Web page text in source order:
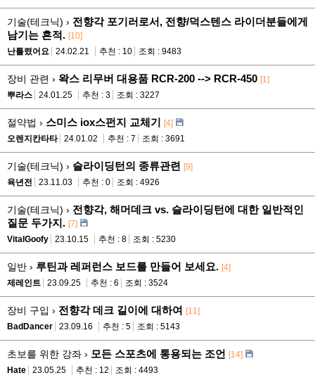
기술(테크닉) › 전향각 포기러로서, 전향/덕스텐스 라이더분들에게
남기는 흔적. [10]
난틀렸어요
24.02.21 추천 : 10 조회 : 9483
장비 관련 › 왁스 리무버 대용품 RCR-200 --> RCR-450 [1]
뿌라스
24.01.25 추천 : 3 조회 : 3227
절약법 › 스미스 iox스펀지 교체기 [4]
오렌지칸타타
24.01.02 추천 : 7 조회 : 3691
기술(테크닉) › 슬라이딩턴의 종류관련 [9]
육년전
23.11.03 추천 : 0 조회 : 4926
기술(테크닉) › 전향각, 해머데크 vs. 슬라이딩턴에 대한 일반적인
질문 두가지. [7]
VitalGoofy
23.10.15 추천 : 8 조회 : 5230
일반 › 루틴과 레퍼런스 보드를 만들어 보세요. [4]
제레인트
23.09.25 추천 : 6 조회 : 3524
장비 구입 › 전향각 데크 길이에 대하여 [11]
BadDancer
23.09.16 추천 : 5 조회 : 5143
초보를 위한 강좌 › 모든 스포츠에 통용되는 조언 [14]
Hate
23.05.25 추천 : 12 조회 : 4493